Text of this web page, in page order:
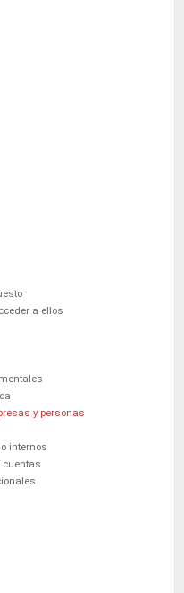
a ellos
y personas
internos
cuentas